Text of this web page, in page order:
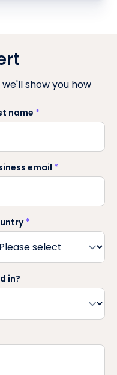
show you how
name *
email *
*
in?